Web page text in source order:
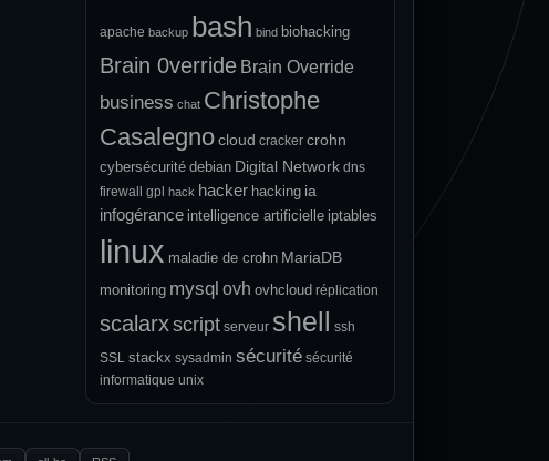
apache backup bash bind biohacking
Brain 0verride Brain Override
business chat Christophe
Casalegnocloud cracker crohn
cybersécurité debian Digital Network dns
firewall
gpl hack hacker hacking ia
infogérance intelligence artificielle iptables
linux maladie de crohn MariaDB
monitoring mysql ovh ovhcloud réplication
scalarxscript serveur shell
ssh
SSL stackx sysadmin sécurité sécurité
informatique unix